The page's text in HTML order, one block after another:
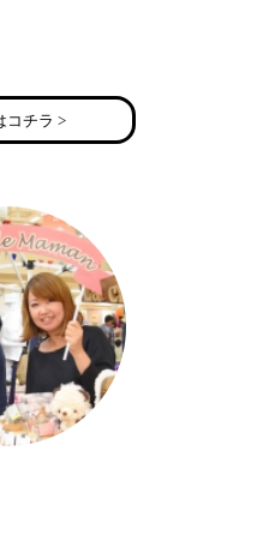
座」も別途開催。
とで「子どもを産みたくな
コチラ >